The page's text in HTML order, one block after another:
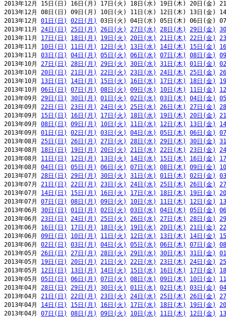
2013年12月 15日(日) 16日(月) 17日(火) 18日(水) 19日(木) 20日(金)
2013年12月 08日(日) 09日(月) 10日(火) 11日(水) 12日(木) 13日(金)
2013年12月 01日(日) 02日(月)
03日(火) 04日(水) 05日(木) 06日(金)
2013年11月 24日(日) 25日(月) 26日(火) 27日(水) 28日(木) 29日(金)
2013年11月 17日(日) 18日(月) 19日(火) 20日(水) 21日(木) 22日(金)
2013年11月 10日(日) 11日(月) 12日(火) 13日(水) 14日(木) 15日(金)
2013年11月 03日(日) 04日(月) 05日(火) 06日(水) 07日(木) 08日(金)
2013年10月 27日(日) 28日(月) 29日(火) 30日(水) 31日(木) 01日(金)
2013年10月 20日(日) 21日(月) 22日(火) 23日(水) 24日(木) 25日(金)
2013年10月 13日(日) 14日(月) 15日(火) 16日(水) 17日(木) 18日(金)
2013年10月 06日(日) 07日(月) 08日(火) 09日(水) 10日(木) 11日(金)
2013年09月 29日(日) 30日(月) 01日(火) 02日(水) 03日(木) 04日(金)
2013年09月 22日(日) 23日(月) 24日(火) 25日(水) 26日(木) 27日(金)
2013年09月 15日(日) 16日(月) 17日(火) 18日(水) 19日(木) 20日(金)
2013年09月 08日(日) 09日(月) 10日(火) 11日(水) 12日(木) 13日(金)
2013年09月 01日(日) 02日(月) 03日(火) 04日(水) 05日(木) 06日(金)
2013年08月 25日(日) 26日(月) 27日(火) 28日(水) 29日(木) 30日(金)
2013年08月 18日(日) 19日(月) 20日(火) 21日(水) 22日(木) 23日(金)
2013年08月 11日(日) 12日(月) 13日(火) 14日(水) 15日(木) 16日(金)
2013年08月 04日(日) 05日(月) 06日(火) 07日(水) 08日(木) 09日(金)
2013年07月 28日(日) 29日(月) 30日(火) 31日(水) 01日(木) 02日(金)
2013年07月 21日(日) 22日(月) 23日(火) 24日(水) 25日(木) 26日(金)
2013年07月 14日(日) 15日(月) 16日(火) 17日(水) 18日(木) 19日(金)
2013年07月 07日(日) 08日(月) 09日(火) 10日(水) 11日(木) 12日(金)
2013年06月 30日(日) 01日(月) 02日(火) 03日(水) 04日(木) 05日(金)
2013年06月 23日(日) 24日(月) 25日(火) 26日(水) 27日(木) 28日(金)
2013年06月 16日(日) 17日(月) 18日(火) 19日(水) 20日(木) 21日(金)
2013年06月 09日(日) 10日(月) 11日(火) 12日(水) 13日(木) 14日(金)
2013年06月 02日(日) 03日(月) 04日(火) 05日(水) 06日(木) 07日(金)
2013年05月 26日(日) 27日(月) 28日(火) 29日(水) 30日(木) 31日(金)
2013年05月 19日(日) 20日(月) 21日(火) 22日(水) 23日(木) 24日(金)
2013年05月 12日(日) 13日(月) 14日(火) 15日(水) 16日(木) 17日(金)
2013年05月 05日(日) 06日(月) 07日(火) 08日(水) 09日(木) 10日(金)
2013年04月 28日(日) 29日(月) 30日(火) 01日(水) 02日(木) 03日(金)
2013年04月 21日(日) 22日(月) 23日(火) 24日(水) 25日(木) 26日(金)
2013年04月 14日(日) 15日(月) 16日(火) 17日(水) 18日(木) 19日(金)
2013年04月 07日(日) 08日(月) 09日(火) 10日(水) 11日(木) 12日(金)